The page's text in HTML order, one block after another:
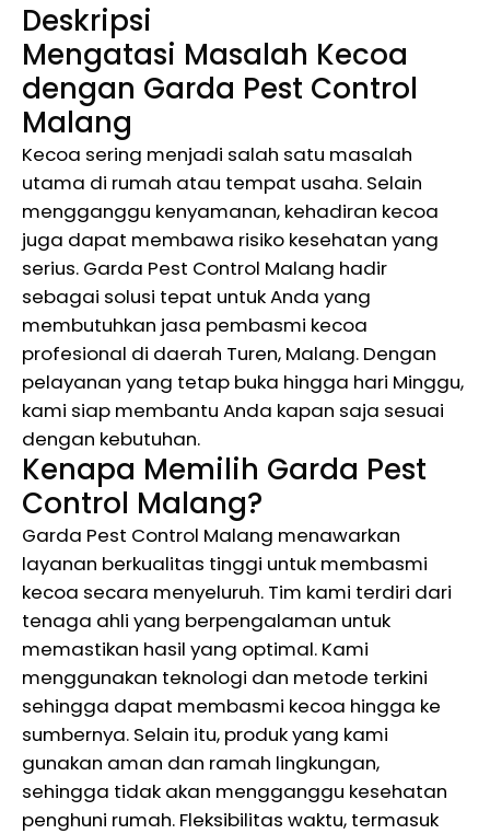
Deskripsi
Mengatasi Masalah Kecoa
dengan Garda Pest Control
Malang
Kecoa sering menjadi salah satu masalah
utama di rumah atau tempat usaha. Selain
mengganggu kenyamanan, kehadiran kecoa
juga dapat membawa risiko kesehatan yang
serius. Garda Pest Control Malang hadir
sebagai solusi tepat untuk Anda yang
membutuhkan jasa pembasmi kecoa
profesional di daerah Turen, Malang. Dengan
pelayanan yang tetap buka hingga hari Minggu,
kami siap membantu Anda kapan saja sesuai
dengan kebutuhan.
Kenapa Memilih Garda Pest
Control Malang?
Garda Pest Control Malang menawarkan
layanan berkualitas tinggi untuk membasmi
kecoa secara menyeluruh. Tim kami terdiri dari
tenaga ahli yang berpengalaman untuk
memastikan hasil yang optimal. Kami
menggunakan teknologi dan metode terkini
sehingga dapat membasmi kecoa hingga ke
sumbernya. Selain itu, produk yang kami
gunakan aman dan ramah lingkungan,
sehingga tidak akan mengganggu kesehatan
penghuni rumah. Fleksibilitas waktu, termasuk